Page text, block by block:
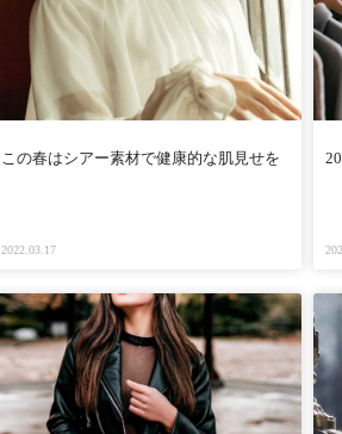
この春はシアー素材で健康的な肌見せを
2022.03.17